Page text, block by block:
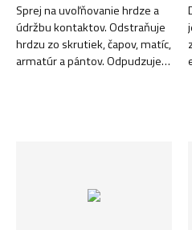
Sprej na uvoľňovanie hrdze a
údržbu kontaktov. Odstraňuje
hrdzu zo skrutiek, čapov, matíc,
armatúr a pántov. Odpudzuje